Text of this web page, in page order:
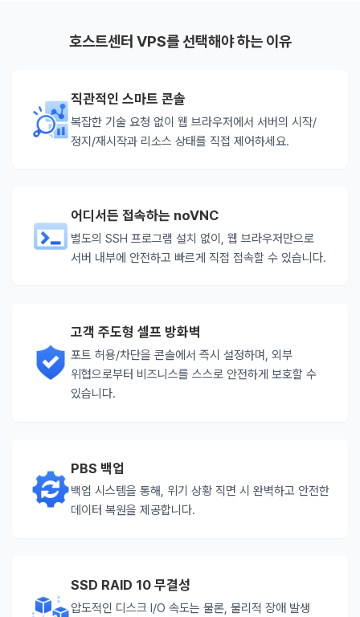
호스트센터 VPS를 선택해야 하는 이유
직관적인 스마트 콘솔
복잡한 기술 요청 없이 웹 브라우저에서 서버의 시작/
정지/재시작과 리소스 상태를 직접 제어하세요.
어디서든 접속하는 noVNC
별도의 SSH 프로그램 설치 없이, 웹 브라우저만으로
서버 내부에 안전하고 빠르게 직접 접속할 수 있습니다.
고객 주도형 셀프 방화벽
포트 허용/차단을 콘솔에서 즉시 설정하며, 외부
위협으로부터 비즈니스를 스스로 안전하게 보호할 수
있습니다.
PBS 백업
백업 시스템을 통해, 위기 상황 직면 시 완벽하고 안전한
데이터 복원을 제공합니다.
SSD RAID 10 무결성
압도적인 디스크 I/O 속도는 물론, 물리적 장애 발생